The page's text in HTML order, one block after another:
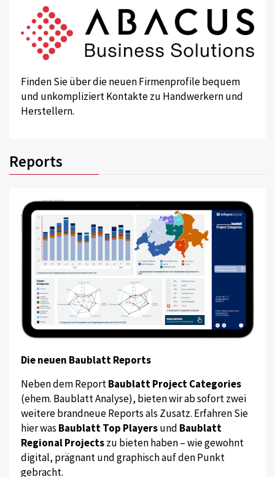
Finden Sie über die neuen Firmenprofile bequem
und unkompliziert Kontakte zu Handwerkern und
Herstellern.
Reports
Die neuen Baublatt Reports
Neben dem ReportBaublatt Project Categories
(ehem. Baublatt Analyse), bieten wir ab sofort zwei
weitere brandneue Reports als Zusatz. Erfahren Sie
hier was Baublatt Top Playersund Baublatt
Regional Projectszu bieten haben – wie gewohnt
digital, prägnant und graphisch auf den Punkt
gebracht.